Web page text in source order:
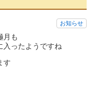
お知らせ
月も
入ったようですね
す